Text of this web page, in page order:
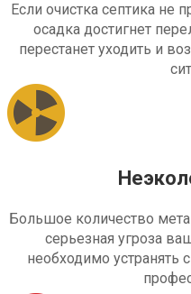
Если очистка септика не
осадка достигнет
перестанет уходить и
Большое количество
серьезная угроза
необходимо